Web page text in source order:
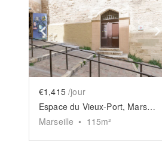
Show previous slide
€1,415 /jour
Espace du Vieux-Port, Marseille
Marseille • 115m²